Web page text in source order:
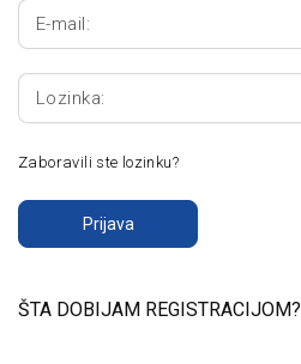
E-mail:
Lozinka:
Zaboravili ste lozinku?
Prijava
ŠTA DOBIJAM REGISTRACIJOM?